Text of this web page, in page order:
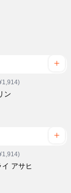
ン
アサヒ